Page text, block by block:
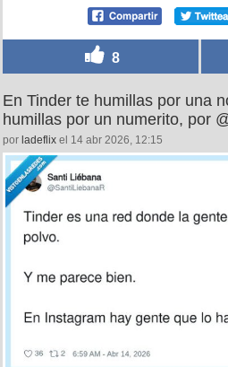
8
En Tinder te humillas por una
humillas por un numerito, por
por ladeflix el 14 abr 2026, 12:15